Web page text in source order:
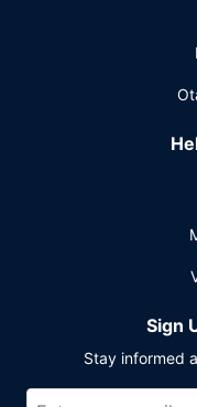
Sign
Stay informed